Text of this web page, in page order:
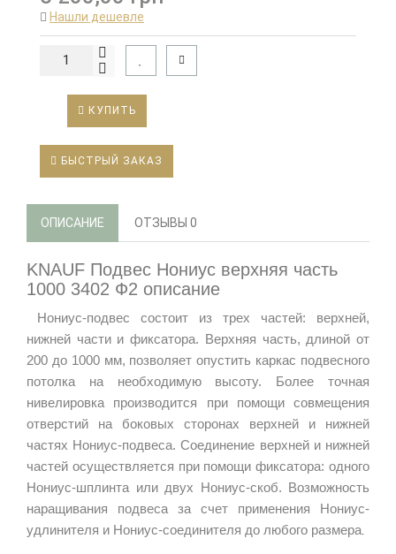
Нашли дешевле
КУПИТЬ
БЫСТРЫЙ ЗАКАЗ
ОПИСАНИЕ ОТЗЫВЫ 0
KNAUF Подвес Нониус верхняя часть
1000 3402 Ф2 описание
Нониус-подвес состоит из трех частей: верхней,
нижней части и фиксатора. Верхняя часть, длиной от
200 до 1000 мм, позволяет опустить каркас подвесного
потолка на необходимую высоту. Более точная
нивелировка производится при помощи совмещения
отверстий на боковых сторонах верхней и нижней
частях Нониус-подвеса. Соединение верхней и нижней
частей осуществляется при помощи фиксатора: одного
Нониус-шплинта или двух Нониус-скоб. Возможность
наращивания подвеса за счет применения Нониус-
удлинителя и Нониус-соединителя до любого размера